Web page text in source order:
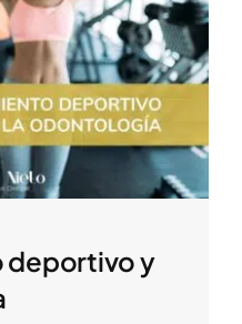
deportivo y